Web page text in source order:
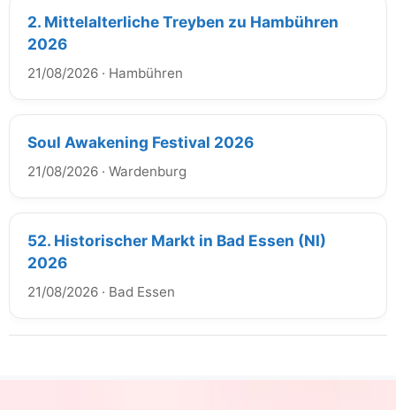
2. Mittelalterliche Treyben zu Hambühren
2026
21/08/2026 · Hambühren
Soul Awakening Festival 2026
21/08/2026 · Wardenburg
52. Historischer Markt in Bad Essen (NI)
2026
21/08/2026 · Bad Essen